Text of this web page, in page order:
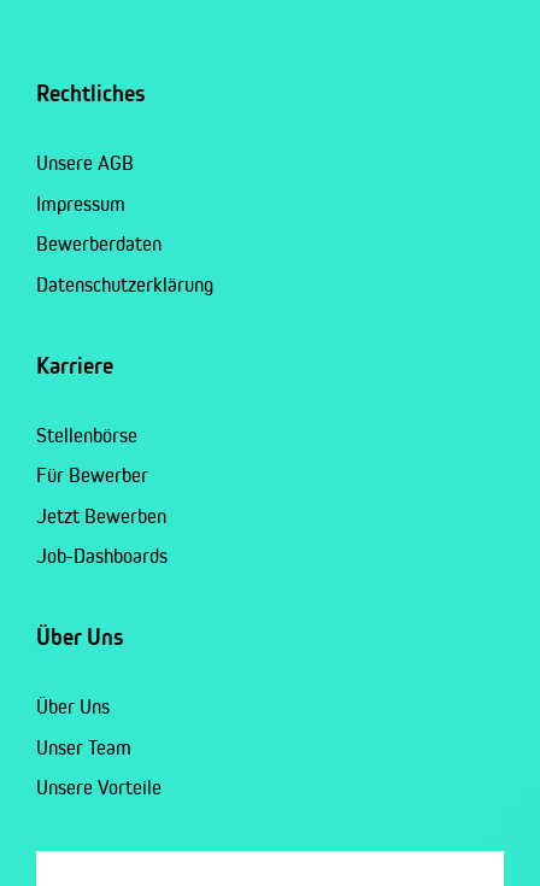
Rechtliches
Unsere AGB
Impressum
Bewerberdaten
Datenschutzerklärung
Karriere
Stellenbörse
Für Bewerber
Jetzt Bewerben
Job-Dashboards
Über Uns
Über Uns
Unser Team
Unsere Vorteile